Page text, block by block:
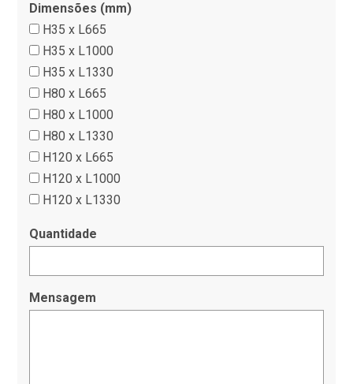
Dimensões (mm)
H35 x L665
H35 x L1000
H35 x L1330
H80 x L665
H80 x L1000
H80 x L1330
H120 x L665
H120 x L1000
H120 x L1330
Quantidade
Mensagem